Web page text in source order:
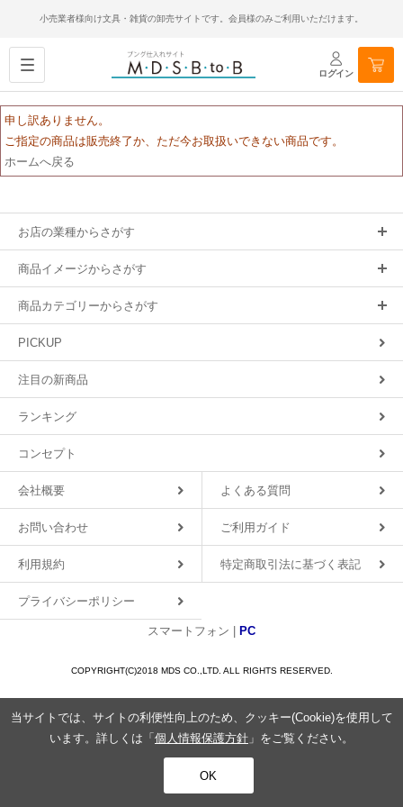
小売業者様向け文具・雑貨の卸売サイトです。会員様のみご利用いただけます。
ログイン
申し訳ありません。
ご指定の商品は販売終了か、ただ今お取扱いできない商品です。
ホームへ戻る
お店の業種からさがす
商品イメージからさがす
商品カテゴリーからさがす
PICKUP
注目の新商品
ランキング
コンセプト
会社概要 よくある質問
お問い合わせ ご利用ガイド
利用規約 特定商取引法に基づく表記
プライバシーポリシー
スマートフォン | PC
COPYRIGHT(C)2018 MDS CO.,LTD. ALL RIGHTS RESERVED.
当サイトでは、サイトの利便性向上のため、クッキー(Cookie)を使用して
います。詳しくは「 個人情報保護方針 」をご覧ください。
OK